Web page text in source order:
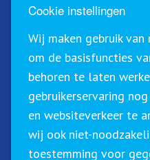
Schrijf u in voor onze
Cookie instellingen
Wij maken gebruik
om de basisfuncties
behoren te laten
gebruikerservaring
en websiteverkeer te
wij ook niet-
toestemming voor